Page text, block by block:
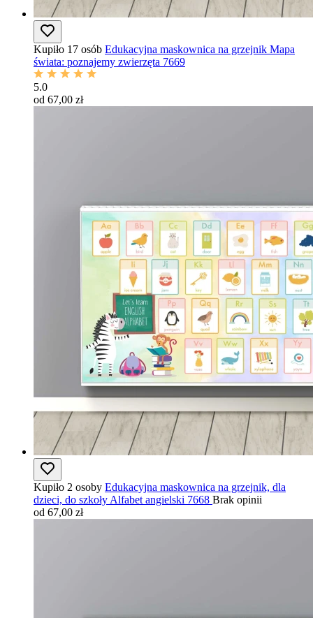
Kupiło 17 osób Edukacyjna maskownica na grzejnik Mapa
świata: poznajemy zwierzęta 7669
5.0
od 67,00 zł
Kupiło 2 osoby Edukacyjna maskownica na grzejnik, dla
dzieci, do szkoły Alfabet angielski 7668 Brak opinii
od 67,00 zł